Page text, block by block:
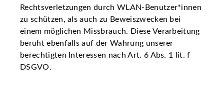
Rechtsverletzungen durch WLAN-Benutzer*innen
zu schützen, als auch zu Beweiszwecken bei
einem möglichen Missbrauch. Diese Verarbeitung
beruht ebenfalls auf der Wahrung unserer
berechtigten Interessen nach Art. 6 Abs. 1 lit. f
DSGVO.